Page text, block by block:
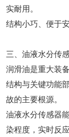
实耐用。
结构小巧、便于
三、油液水分传
润滑油是重大装
结构与关键功能
故的主要根源。
油液水分传感器
染程度，实时反